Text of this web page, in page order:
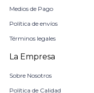
Medios de Pago
Política de envíos
Términos legales
La Empresa
Sobre Nosotros
Política de Calidad